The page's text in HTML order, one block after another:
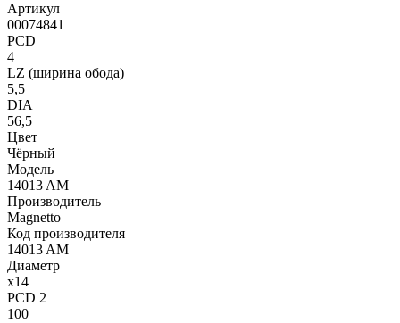
Артикул
00074841
PCD
4
LZ (ширина обода)
5,5
DIA
56,5
Цвет
Чёрный
Модель
14013 AM
Производитель
Magnetto
Код производителя
14013 AM
Диаметр
x14
PCD 2
100